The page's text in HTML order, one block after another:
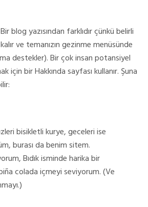
blog yazısından farklıdır çünkü belirli
ve temanızın gezinme menüsünde
destekler). Bir çok insan potansiyel
için bir Hakkında sayfası kullanır. Şuna
bisikletli kurye, geceleri ise
burası da benim sitem.
Bıdık isminde harika bir
colada içmeyi seviyorum. (Ve